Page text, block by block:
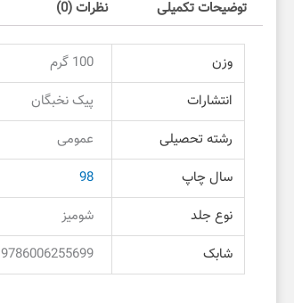
توضیحات تکمیلی نظرات (0)
وزن
100 گرم
انتشارات
پیک نخبگان
رشته تحصیلی
عمومی
سال چاپ
98
نوع جلد
شومیز
شابک
9786006255699